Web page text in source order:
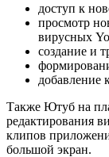
доступ к
просмотр
вирусных
создание и
добавление
Также Ютуб на
редактирования
клипов
большой экран.